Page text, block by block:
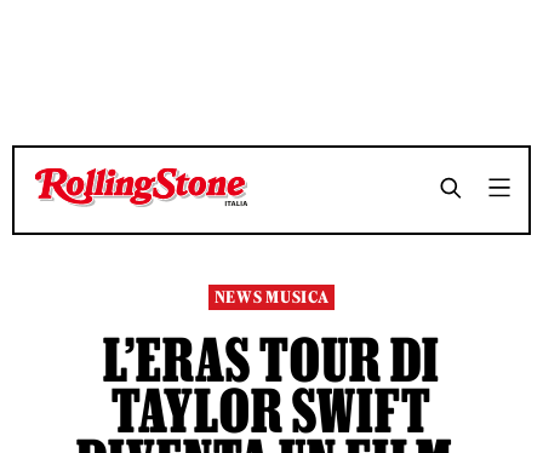
TEMPO DI LETTURA 3 MINUTI SHARE
TEMPO DI LETTURA 3 MINUTI SHARE
NEWS MUSICA
L’ERAS TOUR DI
TAYLOR SWIFT